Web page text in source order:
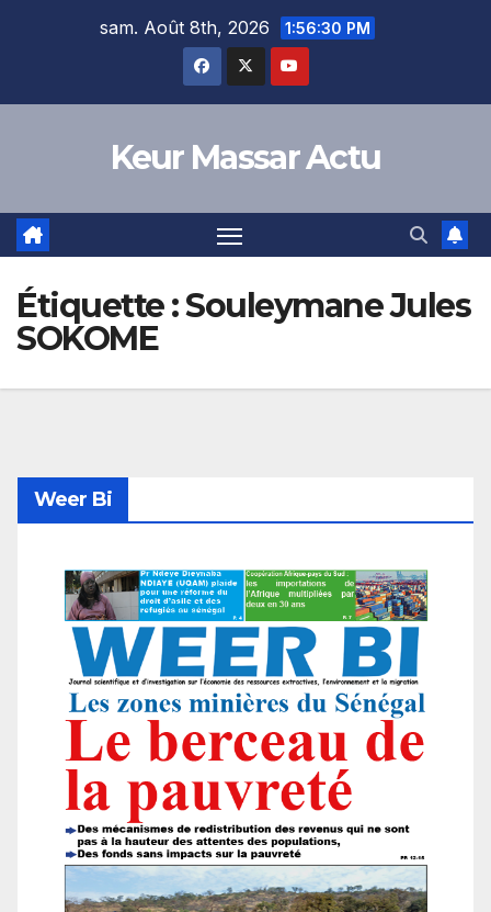
sam. Août 8th, 2026 1:56:30 PM
Keur Massar Actu
Étiquette :Souleymane Jules
SOKOME
Weer Bi